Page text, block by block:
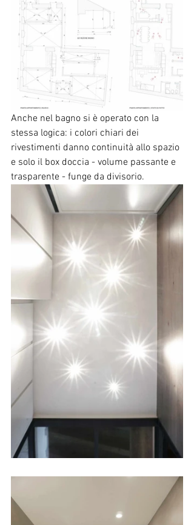
Anche nel bagno si è operato con la
stessa logica: i colori chiari dei
rivestimenti danno continuità allo spazio
e solo il box doccia - volume passante e
trasparente - funge da divisorio.